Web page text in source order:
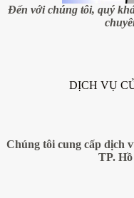
Đến với chúng tôi, quý
DỊCH VỤ
Chúng tôi cung cấp dịch
TP.